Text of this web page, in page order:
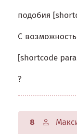
подобия
С
[shortcode
?
8